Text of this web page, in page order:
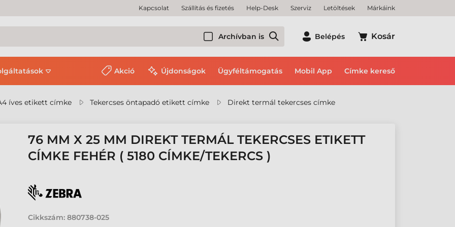
Kapcsolat Szállítás és fizetés Help-Desk Szerviz Letöltések Márkáink
Archívban is Belépés Kosár
Akció Újdonságok Ügyféltámogatás Mobil App Címke kereső
íves etikett címke Tekercses öntapadó etikett címke Direkt termál tekercses címke
76 MM X 25 MM DIREKT TERMÁL TEKERCSES ETIKETT
CÍMKE FEHÉR ( 5180 CÍMKE/TEKERCS )
Cikkszám: 880738-025